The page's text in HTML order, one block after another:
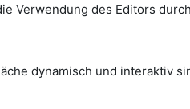
Verwendung des Editors
dynamisch und interaktiv